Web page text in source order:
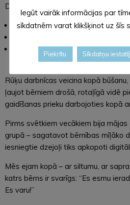
Darbnīcās bērni kopā ar vecākiem :
rotā piparkūku “Laimes pogas”,
iepazīst Bee-Bot, palīdzot rūķim
Ziemassvētkiem.
Rūķu darbnīcas veicina kopā
ļaujot bērniem drošā, rotaļīgā vidē
gaidīšanas prieku darbojoties kopā
Pirms svētkiem vecākiem bija
grupā – sagatavot bērnības mīļāko
iesniegtie dzejoļi tiks apkopoti
Mēs ejam kopā – ar siltumu, ar
katrs bērns ir svarīgs: “Es esmu
Es varu!”
Iegūt vairāk informācijas par
sīkdatnēm varat klikšķinot uz šīs
Piekrītu Sīkdatņu